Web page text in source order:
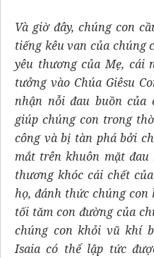
Và giờ đây, chúng con
tiếng kêu van của chúng
yêu thương của Mẹ, cái
tưởng vào Chúa Giêsu
nhận nỗi đau buồn của
giúp chúng con trong
công và bị tàn phá bởi
mắt trên khuôn mặt
thương khóc cái chết
họ, đánh thức chúng
tối tăm con đường của
chúng con khỏi vũ khí
Isaia có thể lập tức